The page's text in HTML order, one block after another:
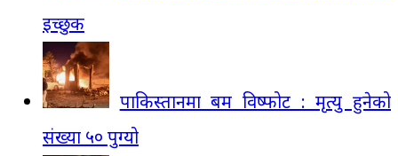
इच्छुक
पाकिस्तानमा बम विष्फोट : मृत्यु हुनेको
संख्या ५० पुग्यो